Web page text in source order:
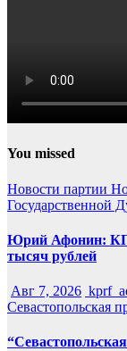
You missed
Новости партии
Государственной
Юрий Афонин:
тысяч рублей
Авг 7, 2026
Севастопольская